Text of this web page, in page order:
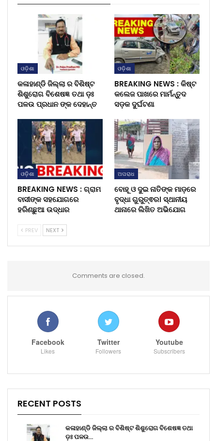
ଓଡ଼ିଶା
କଳାହାଣ୍ଡି ଜିଲ୍ଲା ର ବିଶିଷ୍ଟ
ଶିଶୁରୋଗ ବିଶେଷଜ୍ଞ ତଥା ଡ଼ଃ
ପଳଉ ପ୍ରଧାନ ଙ୍କ ଦେହାନ୍ତ
ଓଡ଼ିଶା
BREAKING NEWS : କିଷ୍ଟ
କଲେଜ ପାଖରେ ମାର୍ମନ୍ତୁଦ
ସଡ଼କ ଦୁର୍ଘଟଣା
ଓଡ଼ିଶା
BREAKING NEWS : ଗ୍ରାମ
ବାସୀଙ୍କ ସହଯୋଗରେ
ହରିଣଛୁଆ ଉଦ୍ଧାର
ଅପରାଧ
ବୋହୂ ଓ ଦୁଇ ନାତିଙ୍କ ମାଡ଼ରେ
ବୃଦ୍ଧା ଗୁରୁତ୍ଵର। ସ୍ଥାନୀୟ
ଥାନାରେ ଲିଖିତ ଅଭିଯୋଗ
PREV NEXT
Comments are closed.
Facebook
Likes
Twitter
Followers
Youtube
Subscribers
RECENT POSTS
କଳାହାଣ୍ଡି ଜିଲ୍ଲା ର ବିଶିଷ୍ଟ ଶିଶୁରୋଗ ବିଶେଷଜ୍ଞ ତଥା
ଡ଼ଃ ପଳଉ…